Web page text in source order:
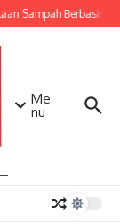
Sampah Berbasis
Me
nu